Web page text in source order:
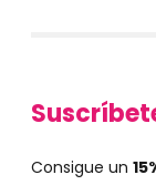
Consigue un